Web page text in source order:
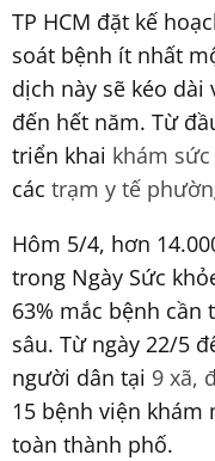
TP HCM đặt kế
soát bệnh ít nhất
dịch này sẽ kéo
đến hết năm. Từ
triển khai khám
các trạm y tế
Hôm 5/4, hơn
trong Ngày Sức
63% mắc bệnh
sâu. Từ ngày 22/5
người dân tại 9 xã,
15 bệnh viện
toàn thành phố.